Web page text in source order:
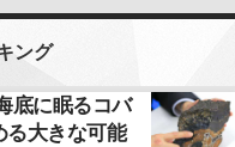
ング
底に眠るコバ
る大きな可能